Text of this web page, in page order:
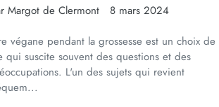
Margot de Clermont
8 mars 2024
végane pendant la grossesse est un choix de
qui suscite souvent des questions et des
L'un des sujets qui revient